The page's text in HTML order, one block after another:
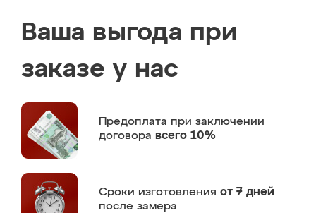
Ваша выгода при
заказе у нас
Предоплата при заключении
договора всего 10%
Сроки изготовления от 7 дней
после замера